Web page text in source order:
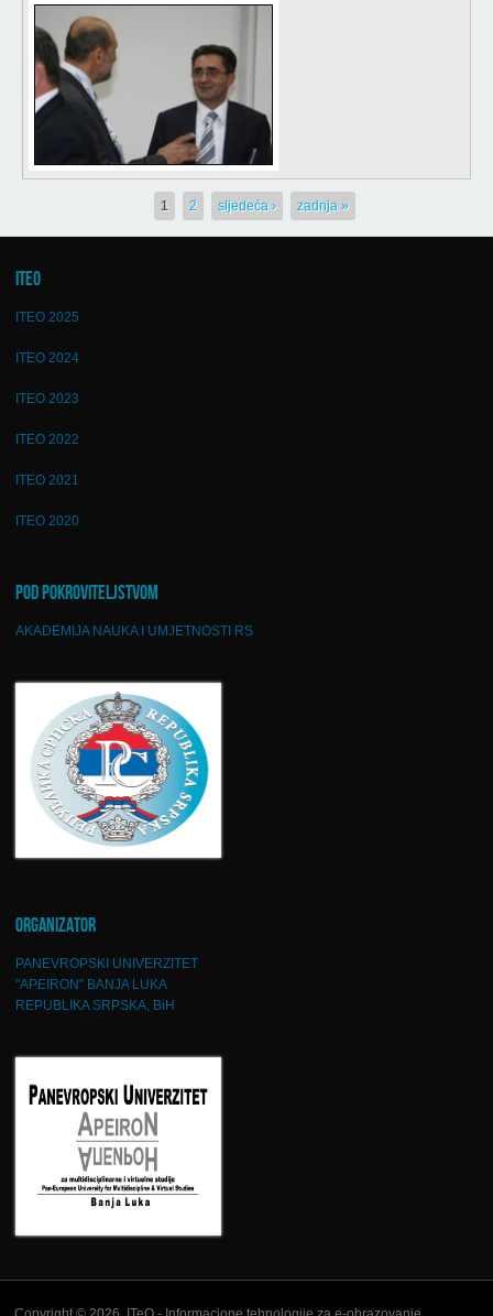
1 2 sljedeća › zadnja »
ITEO
ITEO 2025
ITEO 2024
ITEO 2023
ITEO 2022
ITEO 2021
ITEO 2020
POD POKROVITELJSTVOM
AKADEMIJA NAUKA I UMJETNOSTI RS
ORGANIZATOR
PANEVROPSKI UNIVERZITET
"APEIRON" BANJA LUKA
REPUBLIKA SRPSKA, BiH